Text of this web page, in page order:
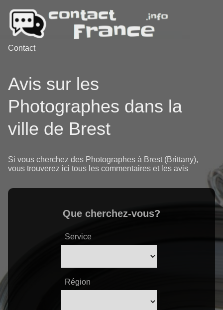
Contact
Avis sur les
Photographes dans la
ville de Brest
Si vous cherchez des Photographes à Brest (Brittany),
vous trouverez ici tous les commentaires et les avis
Que cherchez-vous?
Service
Région